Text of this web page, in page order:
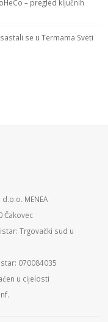
– pregled ključnih
se u Termama Sveti
MENEA
Čakovec
Trgovački sud u
070084035
u cijelosti